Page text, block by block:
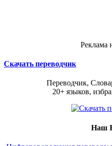
Реклама
Скачать переводчик
Переводчик,
20+ языков,
Наш